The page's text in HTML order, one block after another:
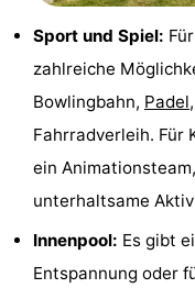
und
trinken
Veranstaltungen
Praktisch
Forum
Route
Parken
Reisebuchshop
Sport und Spiel:
zahlreiche
Bowlingbahn, Padel
Fahrradverleih. Für
ein
unterhaltsame
Innenpool: Es gibt
Entspannung oder